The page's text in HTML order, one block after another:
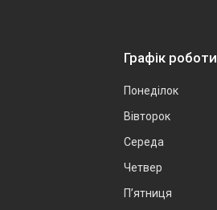
Графік роботи
Понеділок
Вівторок
Середа
Четвер
Пʼятниця